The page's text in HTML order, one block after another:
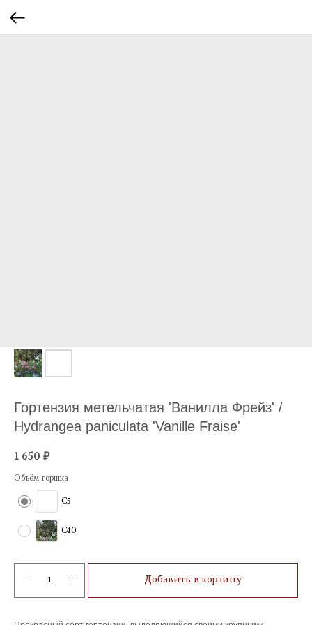
Гортензия метельчатая 'Ванилла Фрейз' /
Hydrangea paniculata 'Vanille Fraise'
1 650 ₽
Объём горшка
C5
C40
Добавить в корзину